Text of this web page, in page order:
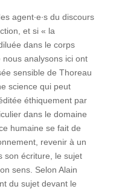
agent∙e∙s du discours
et si « la
dans le corps
analysons ici ont
sensible de Thoreau
science qui peut
éthiquement par
dans le domaine
humaine se fait de
revenir à un
son écriture, le sujet
sens. Selon Alain
du sujet devant le